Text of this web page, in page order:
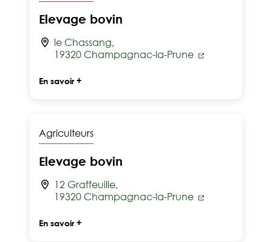
Elevage bovin
le Chassang,
19320 Champagnac-la-Prune
En savoir +
Agriculteurs
Elevage bovin
12 Graffeuille,
19320 Champagnac-la-Prune
En savoir +